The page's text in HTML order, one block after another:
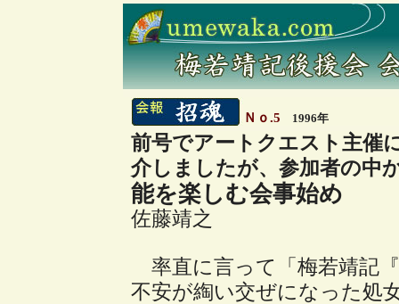
Ｎｏ.5 1996年
前号でアートクエスト主催
介しましたが、参加者の中
能を楽しむ会事始め
佐藤靖之
率直に言って「梅若靖記
不安が綯い交ぜになった処